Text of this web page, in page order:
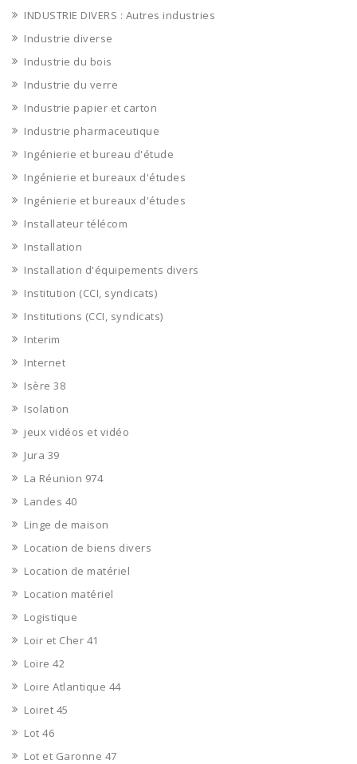
INDUSTRIE DIVERS : Autres industries
Industrie diverse
Industrie du bois
Industrie du verre
Industrie papier et carton
Industrie pharmaceutique
Ingénierie et bureau d'étude
Ingénierie et bureaux d'études
Ingénierie et bureaux d'études
Installateur télécom
Installation
Installation d'équipements divers
Institution (CCI, syndicats)
Institutions (CCI, syndicats)
Interim
Internet
Isère 38
Isolation
jeux vidéos et vidéo
Jura 39
La Réunion 974
Landes 40
Linge de maison
Location de biens divers
Location de matériel
Location matériel
Logistique
Loir et Cher 41
Loire 42
Loire Atlantique 44
Loiret 45
Lot 46
Lot et Garonne 47